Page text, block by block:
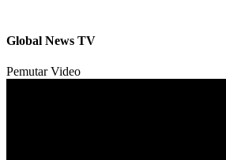
Global News TV
Pemutar Video